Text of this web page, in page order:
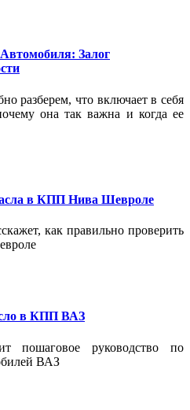
Залог
разберем, что включает в себя
она так важна и когда ее
в КПП Нива Шевроле
как правильно проверить
в КПП ВАЗ
пошаговое руководство по
ВАЗ